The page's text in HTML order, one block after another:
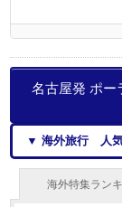
名古屋発 ポー
▼ 海外旅行 人気
海外特集ラン